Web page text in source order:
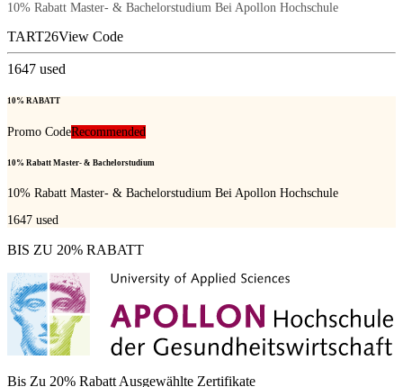
10% Rabatt Master- & Bachelorstudium Bei Apollon Hochschule
TART26View Code
1647 used
10% RABATT
Promo CodeRecommended
10% Rabatt Master- & Bachelorstudium
10% Rabatt Master- & Bachelorstudium Bei Apollon Hochschule
1647 used
BIS ZU 20% RABATT
Bis Zu 20% Rabatt Ausgewählte Zertifikate